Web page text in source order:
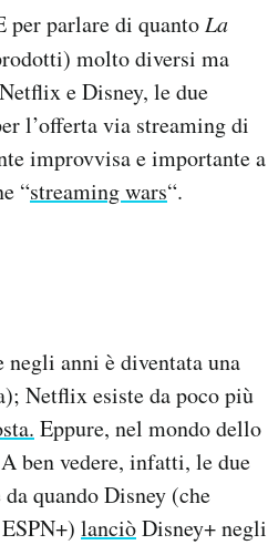
per parlare di quantoLa
molto diversi ma
e Disney, le due
l’offerta via streaming di
improvvisa e importante a
“streaming wars“.
anni è diventata una
Netflix esiste da poco più
Eppure, nel mondo dello
ben vedere, infatti, le due
quando Disney (che
lanciòDisney+ negli